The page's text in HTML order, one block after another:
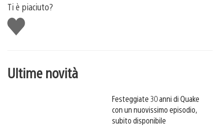
Ti è piaciuto?
Mi
piace
Ultime novità
Festeggiate 30 anni di Quake
con un nuovissimo episodio,
subito disponibile